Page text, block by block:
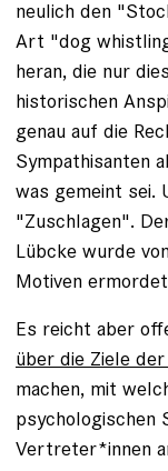
neulich den
Art "dog
heran, die nur
historischen
genau auf die
Sympathisanten
was gemeint sei.
"Zuschlagen".
Lübcke wurde
Motiven
Es reicht aber
über die Ziele
machen, mit
psychologischen
Vertreter*innen